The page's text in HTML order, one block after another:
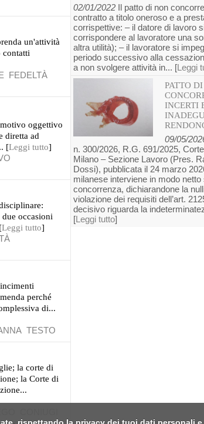
un'attività
contatti
FEDELTÀ
oggettivo
diretta ad
[Leggi tutto]
occasioni
Leggi tutto]
perché
di...
TESTO
la corte di
la Corte di
02/01/2022 Il patto di non
contratto a titolo oneroso e a
corrispettive: – il datore di lavoro
corrispondere al lavoratore una
altra utilità); – il lavoratore si
periodo successivo alla
a non svolgere attività in... [Leggi
PATTO
INCERTI
09/05/
n. 300/2026, R.G. 691/2025,
Milano – Sezione Lavoro (Pres.
Dossi), pubblicata il 24 marzo
milanese interviene in modo netto
concorrenza, dichiarandone la
violazione dei requisiti dell’art.
decisivo riguarda la
[Leggi tutto]